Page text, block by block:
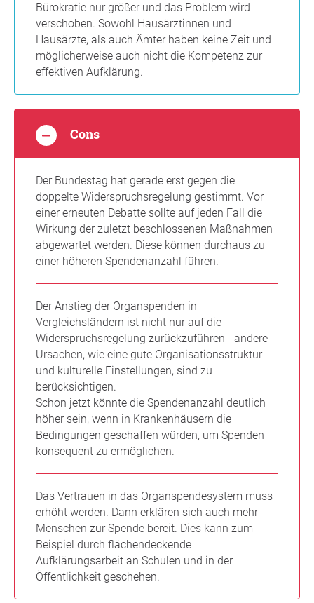
Bürokratie nur größer und das Problem wird
verschoben. Sowohl Hausärztinnen und
Hausärzte, als auch Ämter haben keine Zeit und
möglicherweise auch nicht die Kompetenz zur
effektiven Aufklärung.
Cons
Der Bundestag hat gerade erst gegen die
doppelte Widerspruchsregelung gestimmt. Vor
einer erneuten Debatte sollte auf jeden Fall die
Wirkung der zuletzt beschlossenen Maßnahmen
abgewartet werden. Diese können durchaus zu
einer höheren Spendenanzahl führen.
Der Anstieg der Organspenden in
Vergleichsländern ist nicht nur auf die
Widerspruchsregelung zurückzuführen - andere
Ursachen, wie eine gute Organisationsstruktur
und kulturelle Einstellungen, sind zu
berücksichtigen.
Schon jetzt könnte die Spendenanzahl deutlich
höher sein, wenn in Krankenhäusern die
Bedingungen geschaffen würden, um Spenden
konsequent zu ermöglichen.
Das Vertrauen in das Organspendesystem muss
erhöht werden. Dann erklären sich auch mehr
Menschen zur Spende bereit. Dies kann zum
Beispiel durch flächendeckende
Aufklärungsarbeit an Schulen und in der
Öffentlichkeit geschehen.